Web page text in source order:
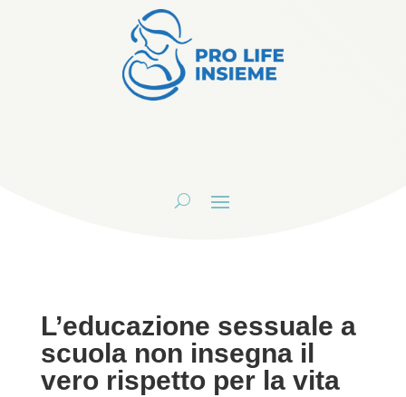
L’educazione sessuale a
scuola non insegna il
vero rispetto per la vita